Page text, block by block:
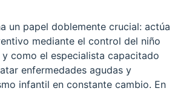
un papel doblemente crucial: actúa
mediante el control del niño
como el especialista capacitado
enfermedades agudas y
infantil en constante cambio. En